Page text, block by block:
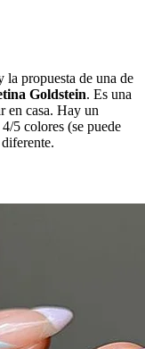
la propuesta de una de
Goldstein. Es una
en casa. Hay un
5 colores (se puede